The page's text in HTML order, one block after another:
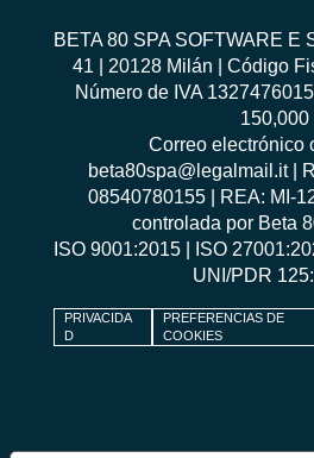
BETA 80 SPA SOFTWARE E
41 | 20128 Milán | Código
Número de IVA
150,000
Correo electrónico
beta80spa@legalmail.it |
08540780155 | REA: MI-
controlada por Beta
ISO 9001:2015
ISO
UNI/PDR
PRIVACIDA
D
PREFERENCIAS DE
COOKIES